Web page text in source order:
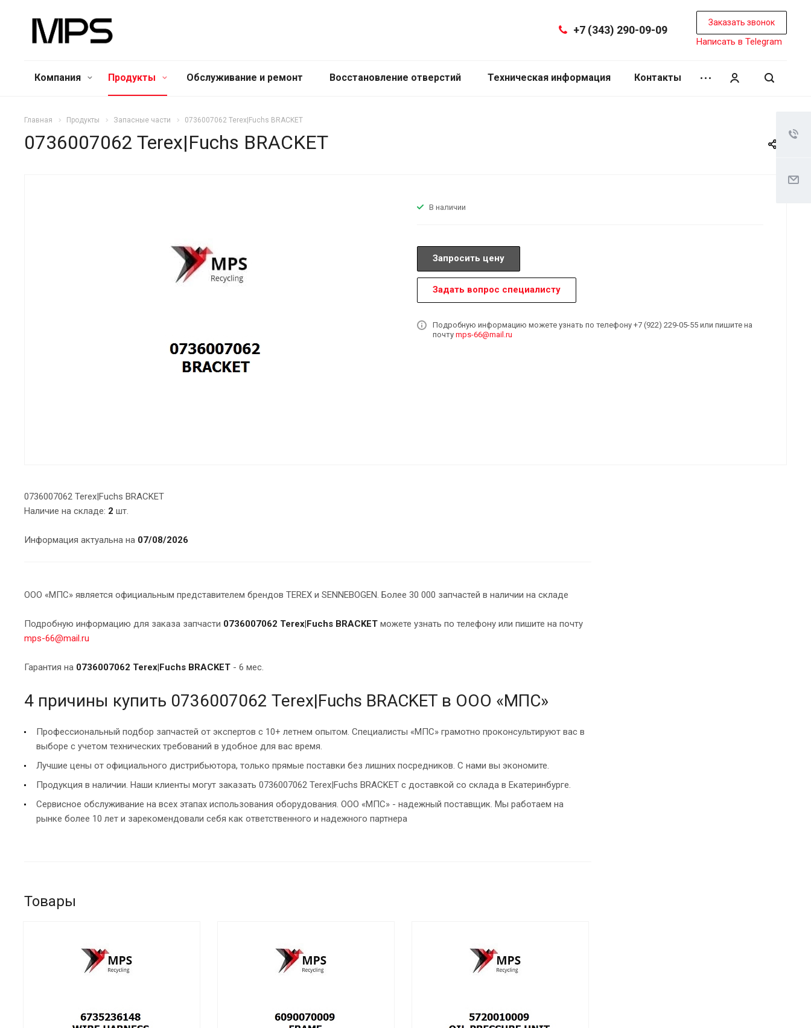
+7 (343) 290-09-09
Заказать звонок
Написать в Telegram
Компания Продукты Обслуживание и ремонт Восстановление отверстий Техническая информация Контакты
Главная Продукты Запасные части 0736007062 Terex|Fuchs BRACKET
0736007062 Terex|Fuchs BRACKET
В наличии
Запросить цену
Задать вопрос специалисту
Подробную информацию можете узнать по телефону +7 (922) 229-05-55 или пишите на
почту mps-66@mail.ru
0736007062 Terex|Fuchs BRACKET
Наличие на складе: 2 шт.
Информация актуальна на 07/08/2026
ООО «МПС» является официальным представителем брендов TEREX и SENNEBOGEN. Более 30 000 запчастей в наличии на складе
Подробную информацию для заказа запчасти 0736007062 Terex|Fuchs BRACKET можете узнать по телефону или пишите на почту
mps-66@mail.ru
Гарантия на 0736007062 Terex|Fuchs BRACKET - 6 мес.
4 причины купить 0736007062 Terex|Fuchs BRACKET в ООО «МПС»
Профессиональный подбор запчастей от экспертов с 10+ летнем опытом. Специалисты «МПС» грамотно проконсультируют вас в
выборе с учетом технических требований в удобное для вас время.
Лучшие цены от официального дистрибьютора, только прямые поставки без лишних посредников. С нами вы экономите.
Продукция в наличии. Наши клиенты могут заказать 0736007062 Terex|Fuchs BRACKET с доставкой со склада в Екатеринбурге.
Сервисное обслуживание на всех этапах использования оборудования. ООО «МПС» - надежный поставщик. Мы работаем на
рынке более 10 лет и зарекомендовали себя как ответственного и надежного партнера
Товары